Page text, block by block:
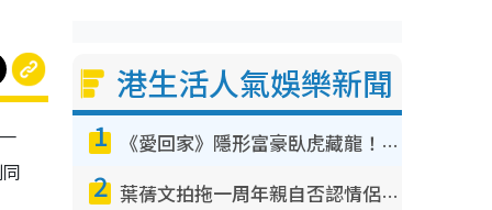
港生活人氣娛樂新聞
1 《愛回家》隱形富豪臥虎藏龍！盤點12位財氣逼人的有錢藝人：呢位靚女3億身家唔憂做
2 葉蒨文拍拖一周年親自否認情侶關係？！被質疑感情造假竟稱GM「普通同事」